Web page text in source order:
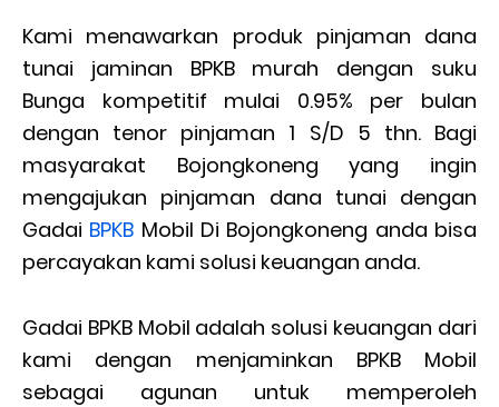
Kami menawarkan produk pinjaman dana
tunai jaminan BPKB murah dengan suku
Bunga kompetitif mulai 0.95% per bulan
dengan tenor pinjaman 1 S/D 5 thn. Bagi
masyarakat Bojongkoneng yang ingin
mengajukan pinjaman dana tunai dengan
Gadai BPKB Mobil Di Bojongkoneng anda bisa
percayakan kami solusi keuangan anda.
Gadai BPKB Mobil adalah solusi keuangan dari
kami dengan menjaminkan BPKB Mobil
sebagai agunan untuk memperoleh